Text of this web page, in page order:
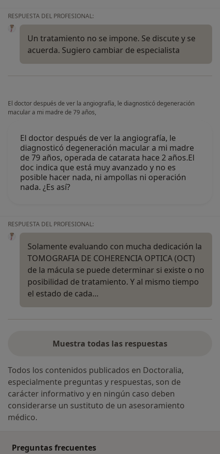
RESPUESTA DEL PROFESIONAL:
Un tratamiento no se impone. Se discute y se
acuerda. Sugiero cambiar de especialista
El doctor después de ver la angiografía, le diagnosticó degeneración
macular a mi madre de 79 años,
El doctor después de ver la angiografía, le
diagnosticó degeneración macular a mi madre
de 79 años, operada de catarata hace 2 años.El
doc indica que está muy avanzado y no es
posible hacer nada, ni ampollas ni operación
nada. ¿Es así?
RESPUESTA DEL PROFESIONAL:
Solamente evaluando con mucha dedicación la
TOMOGRAFIA DE COHERENCIA OPTICA (OCT)
de la mácula se puede determinar si existe o no
posibilidad de tratamiento. Y al mismo tiempo
el estado de cada…
Muestra todas las respuestas
Todos los contenidos publicados en Doctoralia,
especialmente preguntas y respuestas, son de
carácter informativo y en ningún caso deben
considerarse un sustituto de un asesoramiento
médico.
Preguntas frecuentes